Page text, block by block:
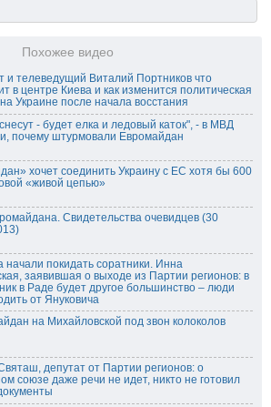
Похожее видео
и телеведущий Виталий Портников что
в центре Киева и как изменится политическая
Украине после начала восстания
- будет елка и ледовый каток", - в МВД
почему штурмовали Евромайдан
хочет соединить Украину с ЕС хотя бы 600
«живой цепью»
Свидетельства очевидцев (30
начали покидать соратники. Инна
заявившая о выходе из Партии регионов: в
в Раде будет другое большинство – люди
от Януковича
на Михайловской под звон колоколов
депутат от Партии регионов: о
союзе даже речи не идет, никто не готовил